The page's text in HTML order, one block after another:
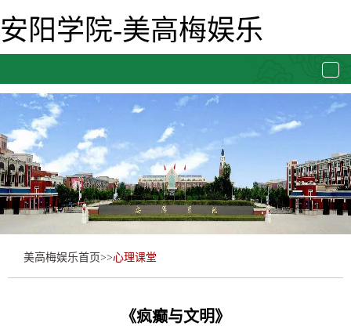
安阳学院-美高梅娱乐
美高梅娱乐首页>>心理课堂
《疯癫与文明》